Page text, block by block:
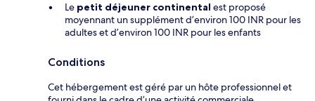
Le petit déjeuner continental est proposé
moyennant un supplément d’environ 100 INR pour les
adultes et d’environ 100 INR pour les enfants
Conditions
Cet hébergement est géré par un hôte professionnel et